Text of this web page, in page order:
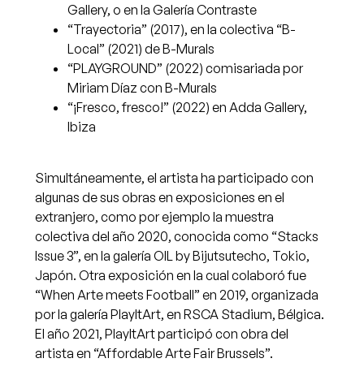
Gallery, o en la Galería Contraste
“Trayectoria” (2017), en la colectiva “B-
Local” (2021) de B-Murals
“PLAYGROUND” (2022) comisariada por
Miriam Díaz con B-Murals
“¡Fresco, fresco!” (2022) en Adda Gallery,
Ibiza
Simultáneamente, el artista ha participado con
algunas de sus obras en exposiciones en el
extranjero, como por ejemplo la muestra
colectiva del año 2020, conocida como “Stacks
Issue 3”, en la galería OIL by Bijutsutecho, Tokio,
Japón. Otra exposición en la cual colaboró fue
“When Arte meets Football” en 2019, organizada
por la galería PlayItArt, en RSCA Stadium, Bélgica.
El año 2021, PlayItArt participó con obra del
artista en “Affordable Arte Fair Brussels”.